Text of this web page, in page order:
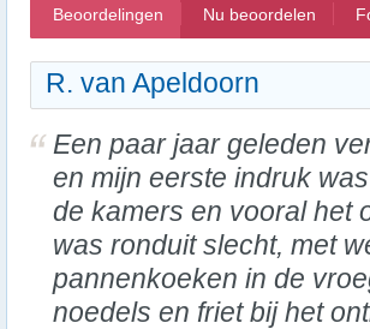
Beoordelingen Nu beoordelen
R. van Apeldoorn
Een paar jaar geleden
en mijn eerste indruk
de kamers en vooral het
was ronduit slecht, met
pannenkoeken in de
noedels en friet bij het